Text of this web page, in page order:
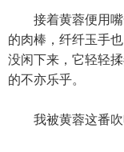
接着黄蓉便用嘴
的肉棒，纤纤玉手也
没闲下来，它轻轻
的不亦乐乎。
我被黄蓉这番吹